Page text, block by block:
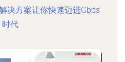
决方案让你快速迈进Gbps
时代